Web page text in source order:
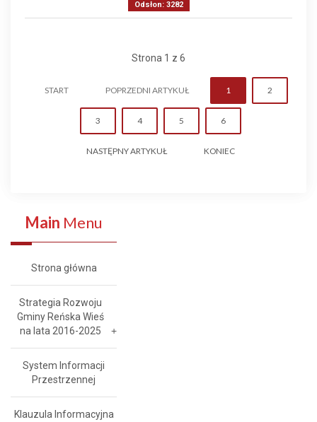
Odsłon: 3282
Strona 1 z 6
START POPRZEDNI ARTYKUŁ 1 2
3 4 5 6
NASTĘPNY ARTYKUŁ KONIEC
Main Menu
Strona główna
Strategia Rozwoju
Gminy Reńska Wieś
na lata 2016-2025
System Informacji
Przestrzennej
Klauzula Informacyjna